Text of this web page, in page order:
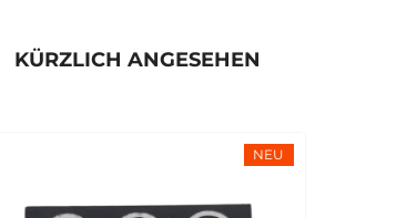
KÜRZLICH ANGESEHEN
NEU